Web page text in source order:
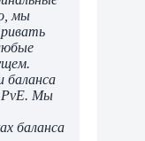
мы
баланса
PvE. Мы
баланса